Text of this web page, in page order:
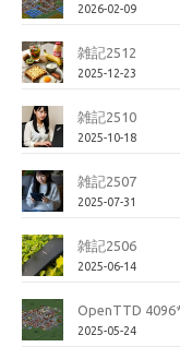
2026-02-09
雑記2512
2025-12-23
雑記2510
2025-10-18
雑記2507
2025-07-31
雑記2506
2025-06-14
OpenTTD
2025-05-24